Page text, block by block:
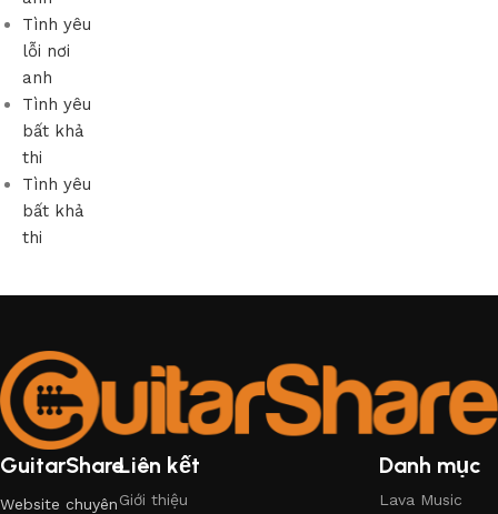
Tình yêu
lỗi nơi
anh
Tình yêu
bất khả
thi
Tình yêu
bất khả
thi
GuitarShare
Website chuyên
Liên kết
Giới thiệu
Danh mục
Lava Music